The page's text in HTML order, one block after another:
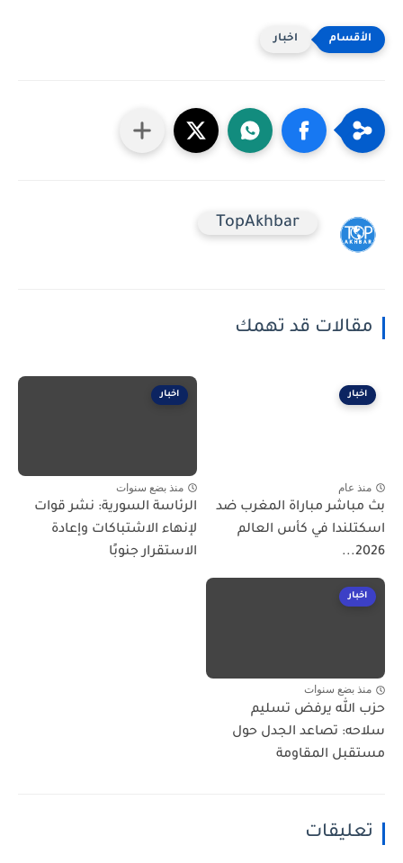
اخبار
TopAkhbar
مقالات قد تهمك
اخبار
منذ عام
بث مباشر مباراة المغرب ضد
اسكتلندا في كأس العالم
2026...
اخبار
منذ بضع سنوات
الرئاسة السورية: نشر قوات
لإنهاء الاشتباكات وإعادة
الاستقرار جنوبًا
اخبار
منذ بضع سنوات
حزب الله يرفض تسليم
سلاحه: تصاعد الجدل حول
مستقبل المقاومة
تعليقات